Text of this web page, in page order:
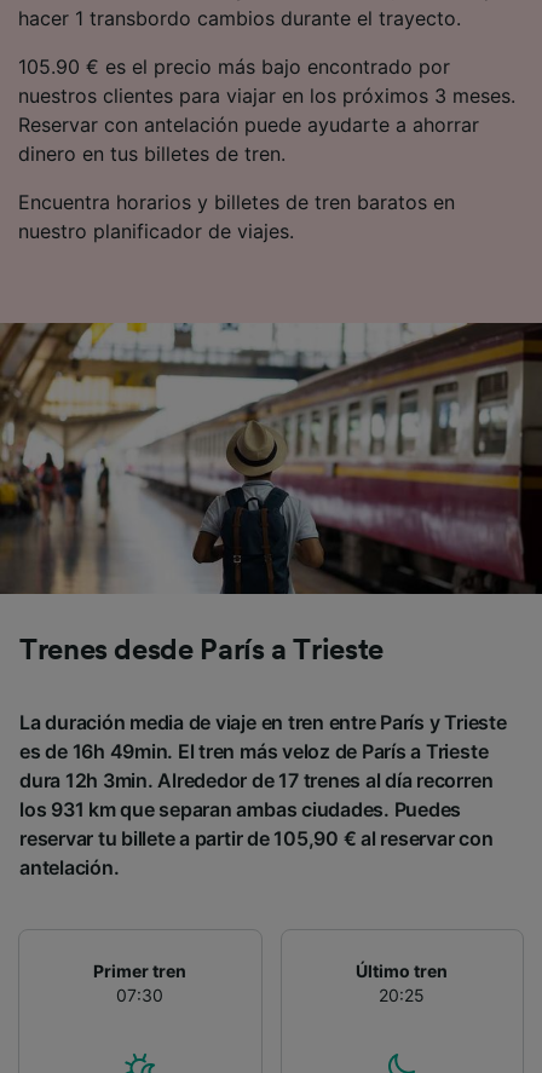
hacer 1 transbordo cambios durante el trayecto.
105.90 € es el precio más bajo encontrado por
nuestros clientes para viajar en los próximos 3 meses.
Reservar con antelación puede ayudarte a ahorrar
dinero en tus billetes de tren.
Encuentra horarios y billetes de tren baratos en
nuestro planificador de viajes.
Trenes desde París a Trieste
La duración media de viaje en tren entre París y Trieste
es de 16h 49min. El tren más veloz de París a Trieste
dura 12h 3min. Alrededor de 17 trenes al día recorren
los 931 km que separan ambas ciudades. Puedes
reservar tu billete a partir de 105,90 € al reservar con
antelación.
Primer tren
07:30
Último tren
20:25
Lista de asociados (proveedores)